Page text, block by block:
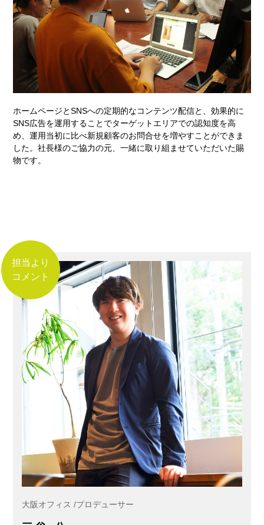
ホームページとSNSへの定期的なコンテンツ配信と、効果的に
SNS広告を運用することでターゲットエリアでの認知度を高
め、運用当初に比べ新規顧客のお問合せを増やすことができま
した。社長様のご協力の元、一緒に取り組ませていただいた賜
物です。
担当より
コメント
大阪オフィス /プロデューサー